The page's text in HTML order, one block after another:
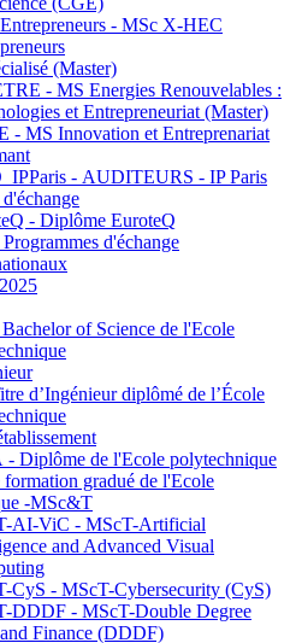
- MSc X-HEC
(Master)
- MS Energies Renouvelables :
et Entrepreneuriat (Master)
- MS Innovation et Entreprenariat
- AUDITEURS - IP Paris
- Diplôme EuroteQ
d'échange
of Science de l'Ecole
d’Ingénieur diplômé de l’École
- Diplôme de l'Ecole polytechnique
gradué de l'Ecole
-MSc&T
AI-ViC - MScT-Artificial
and Advanced Visual
CyS - MScT-Cybersecurity (CyS)
DDDF - MScT-Double Degree
Finance (DDDF)